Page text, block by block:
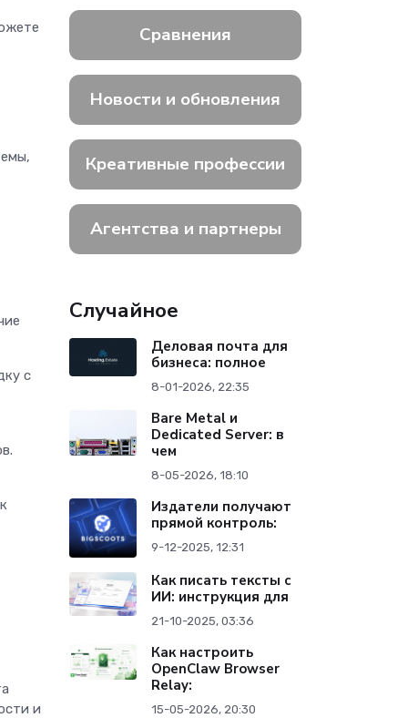
с
и
Сравнения
Новости и обновления
Креативные профессии
Агентства и партнеры
Случайное
Деловая почта для
бизнеса: полное
8-01-2026, 22:35
Bare Metal и
Dedicated Server: в
чем
8-05-2026, 18:10
Издатели получают
прямой контроль:
9-12-2025, 12:31
Как писать тексты с
ИИ: инструкция для
21-10-2025, 03:36
Как настроить
OpenClaw Browser
Relay:
15-05-2026, 20:30